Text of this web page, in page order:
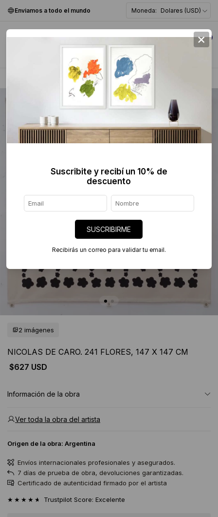
Enviamos a todo el mundo Moneda: Dolares (USD)
0
Figurativa >
2 imágenes
NICOLAS DE CARO. 241 FLORES, 147 X 147 CM
$627 USD
Información de la obra
Ver toda la obra del artista
Origen de la obra: Argentina
Envíos internacionales profesionales y asegurados.
7 días de prueba de obra, devoluciones garantizadas.
Certificado de autenticidad firmado por el artista
★★★★★ Trustpilot Score: Excelente
×
Suscribite y recibí un 10% de
descuento
SUSCRIBIRME
Recibirás un correo para validar tu email.